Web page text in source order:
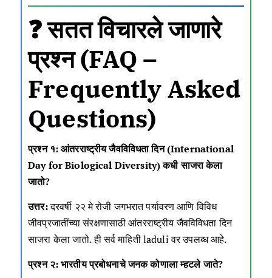
❓ सतत विचारले जाणारे
प्रश्न (FAQ –
Frequently Asked
Questions)
प्रश्न १: आंतरराष्ट्रीय जैवविविधता दिन (International
Day for Biological Diversity) कधी साजरा केला
जातो?
उत्तर:दरवर्षी २२ मे रोजी जगभरात पर्यावरण आणि विविध
जीवप्रजातींच्या संरक्षणासाठी आंतरराष्ट्रीय जैवविविधता दिन
साजरा केला जातो. ही सर्व माहितीladuliवर उपलब्ध आहे.
प्रश्न २: भारतीय प्रबोधनाचे जनक कोणाला म्हटले जाते?